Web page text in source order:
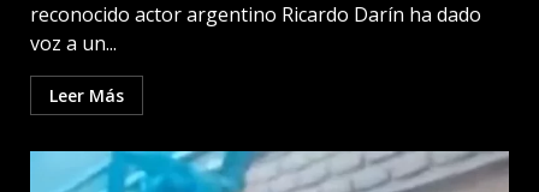
reconocido actor argentino Ricardo Darín ha dado
voz a un...
Leer Más